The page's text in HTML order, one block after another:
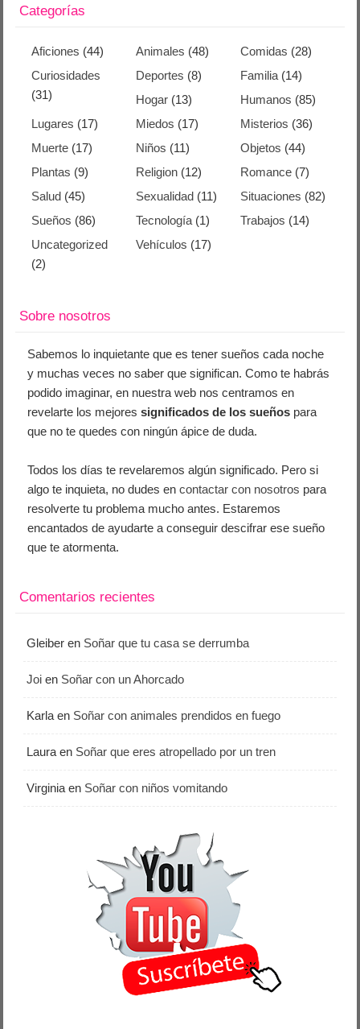
Categorías
Aficiones (44) Animales (48) Comidas (28)
Curiosidades
(31)
Deportes (8) Familia(14)
Hogar (13) Humanos (85)
Lugares (17) Miedos (17) Misterios (36)
Muerte (17) Niños (11) Objetos (44)
Plantas (9) Religion (12) Romance(7)
Salud (45) Sexualidad (11) Situaciones (82)
Sueños (86) Tecnología (1) Trabajos (14)
Uncategorized
(2)
Vehículos (17)
Sobre nosotros
Sabemos lo inquietante que es tener sueños cada noche
y muchas veces no saber que significan. Como te habrás
podido imaginar, en nuestra web nos centramos en
revelarte los mejoressignificados de los sueños para
que no te quedes con ningún ápice de duda.
Todos los días te revelaremos algún significado. Pero si
algo te inquieta, no dudes encontactar con nosotros para
resolverte tu problema mucho antes. Estaremos
encantados de ayudarte a conseguir descifrar ese sueño
que te atormenta.
Comentarios recientes
Gleiber en Soñar que tu casa se derrumba
Joi en Soñar con un Ahorcado
Karla en Soñar con animales prendidos en fuego
Laura en Soñar que eres atropellado por un tren
Virginia en Soñar con niños vomitando